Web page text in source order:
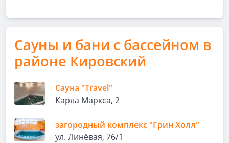
Сауны и бани с бассейном в
районе Кировский
Сауна "Travel"
Карла Маркса, 2
загородный комплекс "Грин Холл"
ул. Линёвая, 76/1